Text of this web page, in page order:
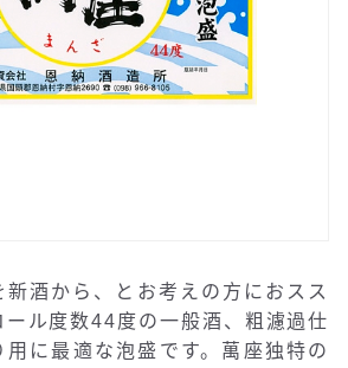
酒から、とお考えの方におスス
ール度数44度の一般酒、粗濾過仕
用に最適な泡盛です。萬座独特の